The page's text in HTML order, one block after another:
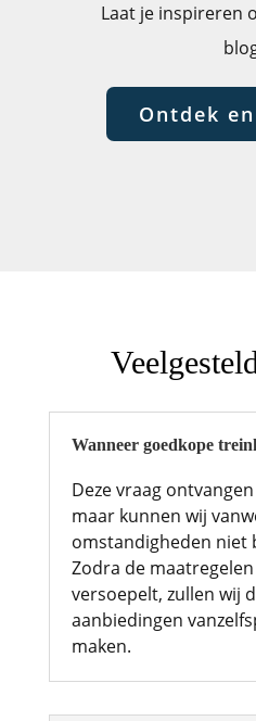
Laat je inspireren
Ontdek
Wanneer goedkope
Deze vraag
maar kunnen wij
omstandigheden niet
Zodra de
versoepelt, zullen wij
aanbiedingen
maken.